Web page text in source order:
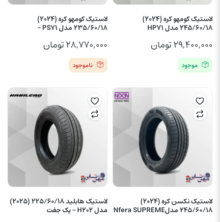
لاستیک کومهو کره (2024)
245/60/18 مدل HP71
۲۹,۴۰۰,۰۰۰تومان
موجود
لاستیک کومهو کره (2024)
235/60/18 مدل PS71 –
۲۸,۷۷۰,۰۰۰تومان
ناموجود
لاستیک نکسن کره (2024)
245/60/18 مدلNfera SUPREME
لاستیک هابلید 225/60/18 (2025)
مدل H202 – یک جفت